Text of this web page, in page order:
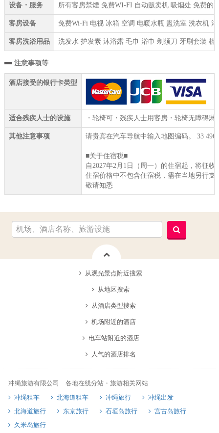
设备・服务 所有客房禁煙 免費WI-FI 自动贩卖机 吸烟处 免费的
客房设备 免费Wi-Fi 电视 冰箱 空调 电暖水瓶 盥洗室 洗衣机
客房洗浴用品 洗发水 护发素 沐浴露 毛巾 浴巾 剃须刀 牙刷套装 梳
注意事项等
酒店接受的银行卡类型
适合残疾人士的设施 ・轮椅可・残疾人士用客房・轮椅无障碍
其他注意事项 请贵宾在汽车导航中输入地图编码。 33 496
■关于住宿税■
自2027年2月1日（周一）的住宿起，将征收
住宿价格中不包含住宿税，需在当地另行支
敬请知悉
从观光景点附近搜索
从地区搜索
从酒店类型搜索
机场附近的酒店
电车站附近的酒店
人气的酒店排名
冲绳旅游有限公司 各地在线分站・旅游相关网站
冲绳租车
北海道租车 冲绳旅行
冲绳出发
北海道旅行
东京旅行 石垣岛旅行
宫古岛旅行
久米岛旅行